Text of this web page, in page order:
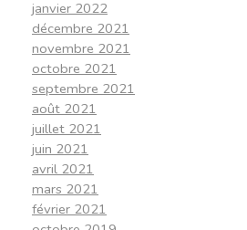
janvier 2022
décembre 2021
novembre 2021
octobre 2021
septembre 2021
août 2021
juillet 2021
juin 2021
avril 2021
mars 2021
février 2021